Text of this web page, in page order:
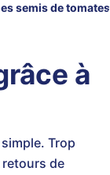
semis de tomates
à
Trop
de